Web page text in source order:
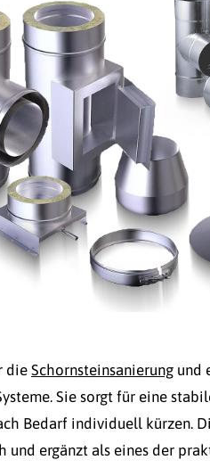
die Schornsteinsanierung und
Sie sorgt für eine
Bedarf individuell kürzen.
und ergänzt als eines der